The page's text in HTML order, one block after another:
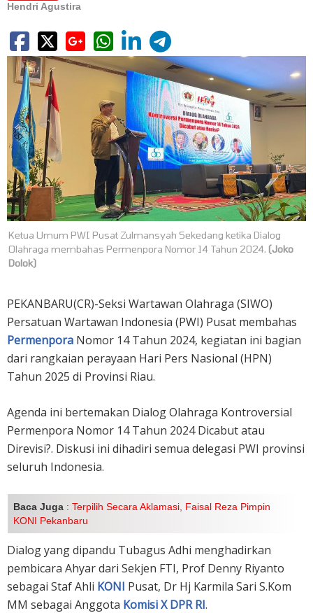
Hendri Agustira
Ketua Umum PWI Pusat Zulmansyah Sekedang ketika Dialog
Olahraga membahas Permenpora Nomor 14 Tahun 2024. (Joko
Dolok)
PEKANBARU(CR)-Seksi Wartawan Olahraga (SIWO)
Persatuan Wartawan Indonesia (PWI) Pusat membahas
Permenpora Nomor 14 Tahun 2024, kegiatan ini bagian
dari rangkaian perayaan Hari Pers Nasional (HPN)
Tahun 2025 di Provinsi Riau.
Agenda ini bertemakan Dialog Olahraga Kontroversial
Permenpora Nomor 14 Tahun 2024 Dicabut atau
Direvisi?. Diskusi ini dihadiri semua delegasi PWI provinsi
seluruh Indonesia.
Baca Juga : Terpilih Secara Aklamasi, Faisal Reza Pimpin
KONI Pekanbaru
Dialog yang dipandu Tubagus Adhi menghadirkan
pembicara Ahyar dari Sekjen FTI, Prof Denny Riyanto
sebagai Staf Ahli KONI Pusat, Dr Hj Karmila Sari S.Kom
MM sebagai Anggota Komisi X DPR RI.